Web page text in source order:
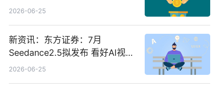
筹约1007万港元 独家焦点
2026-06-25
新资讯：东方证券：7月
Seedance2.5拟发布 看好AI视频
创作工作流进一步提效
2026-06-25